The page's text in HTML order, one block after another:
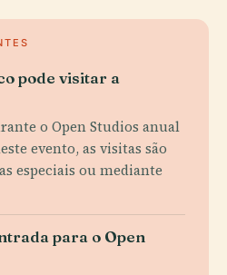
pode visitar a
o Open Studios anual
evento, as visitas são
especiais ou mediante
para o Open